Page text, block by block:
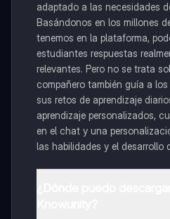
adaptado a las necesidades
Basándonos en los millones
tenemos en la plataforma,
estudiantes respuestas
relevantes. Pero no se trata
compañero también guía a
sus retos de aprendizaje
aprendizaje personalizados,
en el chat y una
las habilidades y el desarrollo